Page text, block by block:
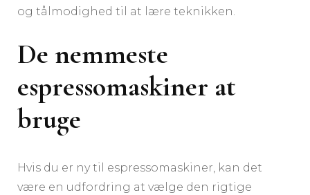
og tålmodighed til at lære teknikken.
De nemmeste
espressomaskiner at
bruge
Hvis du er ny til espressomaskiner, kan det
være en udfordring at vælge den rigtige